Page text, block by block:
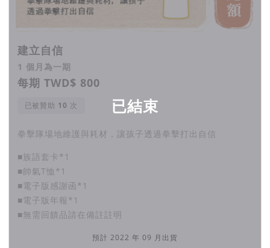
透過大家的支持，我們每個月可以投入
每一位孩子身上，讓孩子安心長大，不用擔心家中
重，
已結束
建立自信
1 個月為一期
每期 TWD$ 800
已被贊助 次
拳擊隊場地維護與耗材，讓孩子透過拳擊打出自信
■族語套卡*1
■帥氣T恤*1
■電子版感謝函*1
■電子版年報*1
■無需回饋品請在備註註明
預計 2022 年 09 月出貨